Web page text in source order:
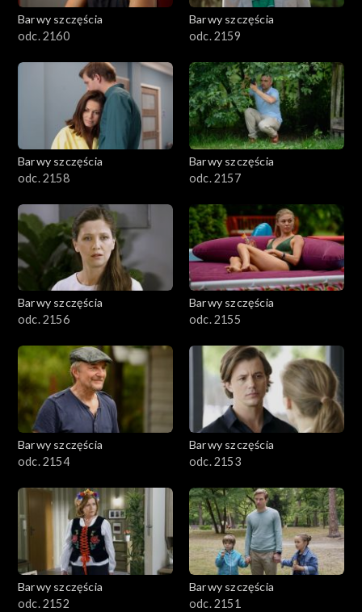
Barwy szczęścia
odc. 2160
Barwy szczęścia
odc. 2159
Barwy szczęścia
odc. 2158
Barwy szczęścia
odc. 2157
Barwy szczęścia
odc. 2156
Barwy szczęścia
odc. 2155
Barwy szczęścia
odc. 2154
Barwy szczęścia
odc. 2153
Barwy szczęścia
odc. 2152
Barwy szczęścia
odc. 2151